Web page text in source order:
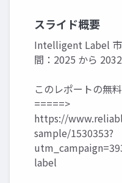
スライド概要
Intelligent Label
間：2025 から 2032
このレポートの無
=====>
https://
sample/1530353?
label